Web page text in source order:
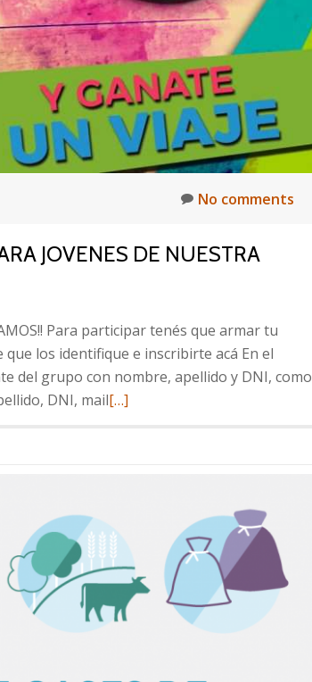
“LA
CIUDAD
EN
TUS
MANOS”
No comments
JOVENES DE NUESTRA
Para participar tenés que armar tu
los identifique e inscribirte acá En el
del grupo con nombre, apellido y DNI, como
DNI, mailRead
PARA
JOVENES
DE
NUESTRA
[…]